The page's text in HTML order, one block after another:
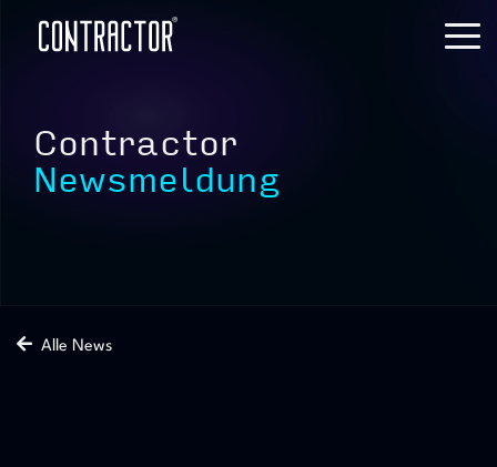
Contractor
Newsmeldung
Alle News